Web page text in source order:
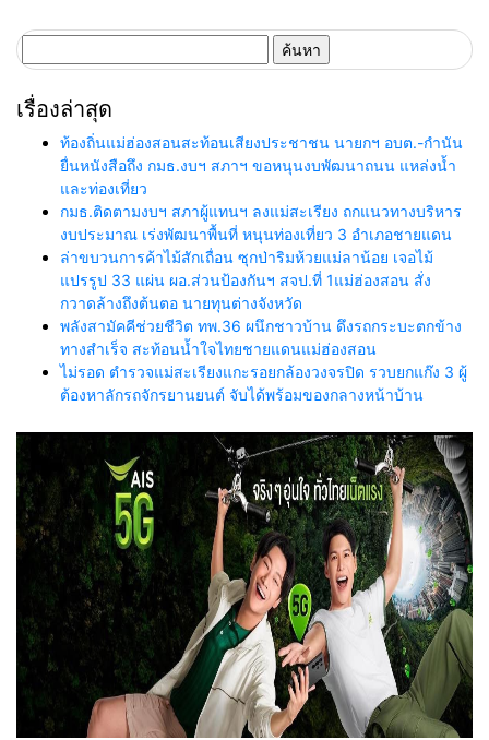
สำหรับ:
เรื่องล่าสุด
ท้องถิ่นแม่ฮ่องสอนสะท้อนเสียงประชาชน นายกฯ อบต.-กำนัน
ยื่นหนังสือถึง กมธ.งบฯ สภาฯ ขอหนุนงบพัฒนาถนน แหล่งน้ำ
และท่องเที่ยว
กมธ.ติดตามงบฯ สภาผู้แทนฯ ลงแม่สะเรียง ถกแนวทางบริหาร
งบประมาณ เร่งพัฒนาพื้นที่ หนุนท่องเที่ยว 3 อำเภอชายแดน
ล่าขบวนการค้าไม้สักเถื่อน ซุกป่าริมห้วยแม่ลาน้อย เจอไม้
แปรรูป 33 แผ่น ผอ.ส่วนป้องกันฯ สจป.ที่ 1แม่ฮ่องสอน สั่ง
กวาดล้างถึงต้นตอ นายทุนต่างจังหวัด
พลังสามัคคีช่วยชีวิต ทพ.36 ผนึกชาวบ้าน ดึงรถกระบะตกข้าง
ทางสำเร็จ สะท้อนน้ำใจไทยชายแดนแม่ฮ่องสอน
ไม่รอด ตำรวจแม่สะเรียงแกะรอยกล้องวงจรปิด รวบยกแก๊ง 3 ผู้
ต้องหาลักรถจักรยานยนต์ จับได้พร้อมของกลางหน้าบ้าน